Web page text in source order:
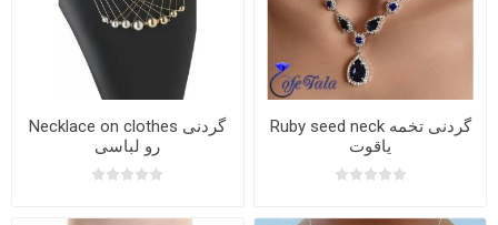
Necklace on clothes گردنی
رو لباسی
Ruby seed neck گردنی تخمه
یاقوت